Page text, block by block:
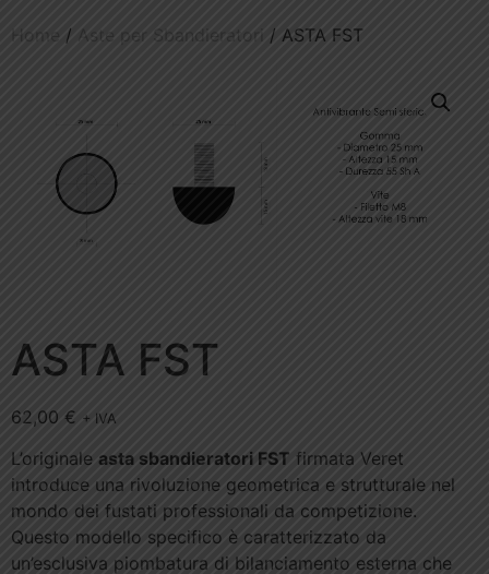
Home / Aste per Sbandieratori / ASTA FST
ASTA FST
62,00 € + IVA
L’originale asta sbandieratori FST firmata Veret
introduce una rivoluzione geometrica e strutturale nel
mondo dei fustati professionali da competizione.
Questo modello specifico è caratterizzato da
un’esclusiva piombatura di bilanciamento esterna che